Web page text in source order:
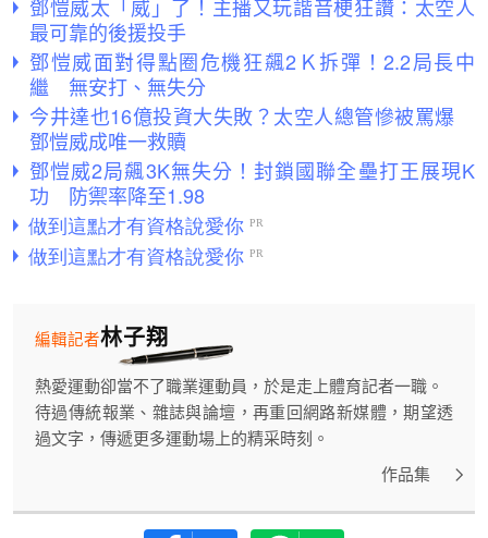
鄧愷威太「威」了！主播又玩諧音梗狂讚：太空人
最可靠的後援投手
鄧愷威面對得點圈危機狂飆2Ｋ拆彈！2.2局長中
繼 無安打、無失分
今井達也16億投資大失敗？太空人總管慘被罵爆
鄧愷威成唯一救贖
鄧愷威2局飆3K無失分！封鎖國聯全壘打王展現K
功 防禦率降至1.98
林子翔
編輯記者
熱愛運動卻當不了職業運動員，於是走上體育記者一職。
待過傳統報業、雜誌與論壇，再重回網路新媒體，期望透
過文字，傳遞更多運動場上的精采時刻。
作品集